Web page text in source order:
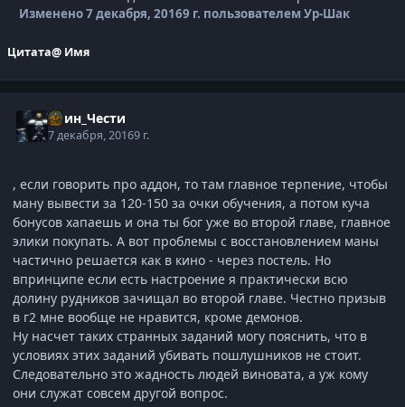
Изменено7 декабря, 20169 г. пользователем Ур-Шак
Цитата@ Имя
Воин_Чести
7 декабря, 20169 г.
, если говорить про аддон, то там главное терпение, чтобы
ману вывести за 120-150 за очки обучения, а потом куча
бонусов хапаешь и она ты бог уже во второй главе, главное
элики покупать. А вот проблемы с восстановлением маны
частично решается как в кино - через постель. Но
впринципе если есть настроение я практически всю
долину рудников зачищал во второй главе. Честно призыв
в г2 мне вообще не нравится, кроме демонов.
Ну насчет таких странных заданий могу пояснить, что в
условиях этих заданий убивать пошлушников не стоит.
Следовательно это жадность людей виновата, а уж кому
они служат совсем другой вопрос.